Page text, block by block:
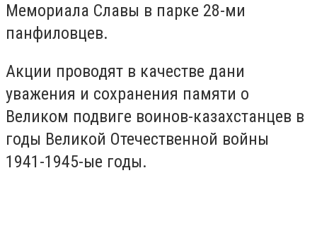
Мемориала Славы в парке 28-ми
панфиловцев.
Акции проводят в качестве дани
уважения и сохранения памяти о
Великом подвиге воинов-казахстанцев в
годы Великой Отечественной войны
1941-1945-ые годы.